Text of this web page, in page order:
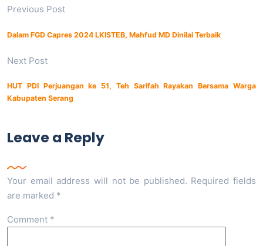
Previous Post
Dalam FGD Capres 2024 LKISTEB, Mahfud MD Dinilai Terbaik
Next Post
HUT PDI Perjuangan ke 51, Teh Sarifah Rayakan Bersama Warga
Kabupaten Serang
Leave a Reply
Your email address will not be published. Required fields
are marked *
Comment *